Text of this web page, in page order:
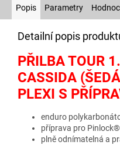
Popis Parametry
Detailní popis
PŘILBA TOUR
CASSIDA
PLEXI S
enduro
příprava pro
plně odnímatelná a